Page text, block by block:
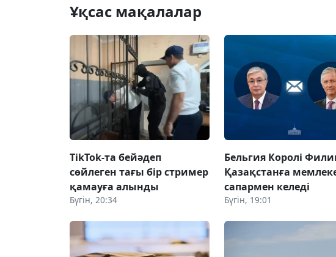
Ұқсас мақалалар
TikTok-та бейәдеп
сөйлеген тағы бір стример
қамауға алынды
Бүгін, 20:34
Бельгия Королі
Қазақстанға
сапармен келеді
Бүгін, 19:01